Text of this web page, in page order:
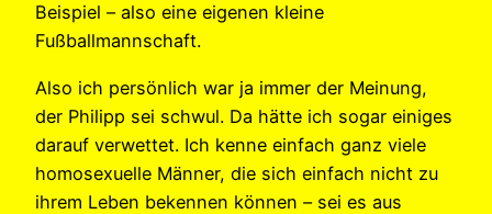
Beispiel – also eine eigenen kleine
Fußballmannschaft.
Also ich persönlich war ja immer der Meinung,
der Philipp sei schwul. Da hätte ich sogar einiges
darauf verwettet. Ich kenne einfach ganz viele
homosexuelle Männer, die sich einfach nicht zu
ihrem Leben bekennen können – sei es aus